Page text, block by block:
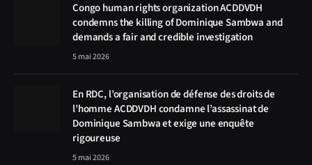
Congo human rights organization ACDDVDH
condemns the killing of Dominique Sambwa and
demands a fair and credible investigation
5 mai 2026
En RDC, l’organisation de défense des droits de
l’homme ACDDVDH condamne l’assassinat de
Dominique Sambwa et exige une enquête
rigoureuse
5 mai 2026